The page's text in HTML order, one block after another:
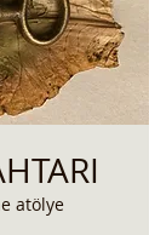
atölye